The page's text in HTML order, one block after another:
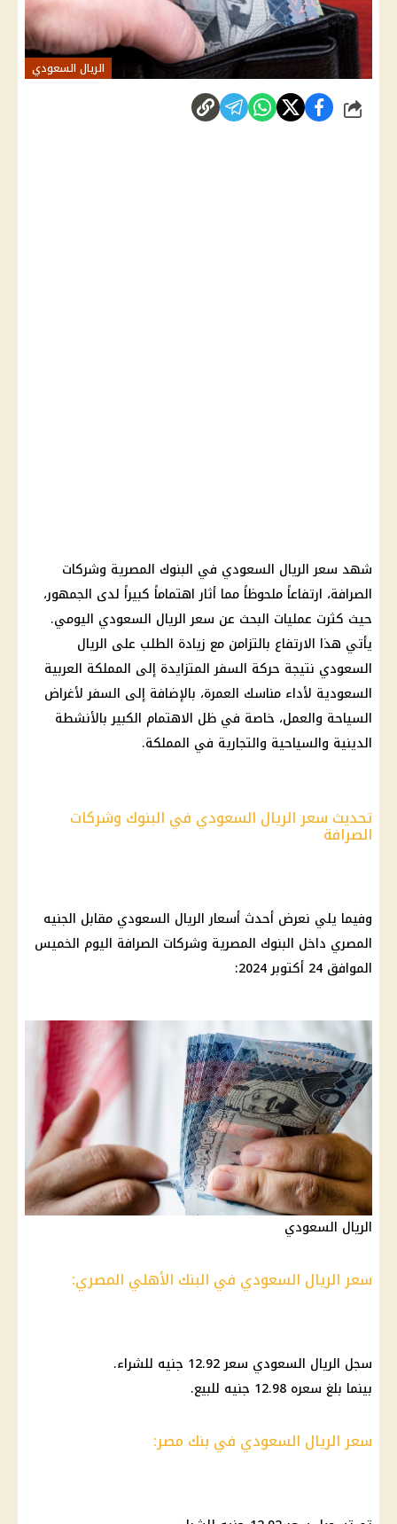
الريال السعودي
شارك
شهد سعر الريال السعودي في البنوك المصرية وشركات
الصرافة، ارتفاعاً ملحوظاً مما أثار اهتماماً كبيراً لدى الجمهور،
حيث كثرت عمليات البحث عن سعر الريال السعودي اليومي.
يأتي هذا الارتفاع بالتزامن مع زيادة الطلب على الريال
السعودي نتيجة حركة السفر المتزايدة إلى المملكة العربية
السعودية لأداء مناسك العمرة، بالإضافة إلى السفر لأغراض
السياحة والعمل، خاصة في ظل الاهتمام الكبير بالأنشطة
الدينية والسياحية والتجارية في المملكة.
تحديث سعر الريال السعودي في البنوك وشركات
الصرافة
وفيما يلي نعرض أحدث أسعار الريال السعودي مقابل الجنيه
المصري داخل البنوك المصرية وشركات الصرافة اليوم الخميس
الموافق 24 أكتوبر 2024:
الريال السعودي
سعر الريال السعودي في البنك الأهلي المصري:
سجل الريال السعودي سعر 12.92 جنيه للشراء.
بينما بلغ سعره 12.98 جنيه للبيع.
سعر الريال السعودي في بنك مصر: